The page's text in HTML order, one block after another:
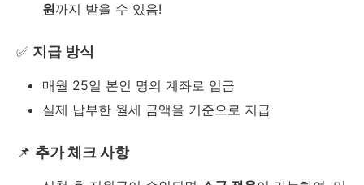
원까지 받을 수 있음!
✅ 지급 방식
매월 25일 본인 명의 계좌로 입금
실제 납부한 월세 금액을 기준으로 지급
📌 추가 체크 사항